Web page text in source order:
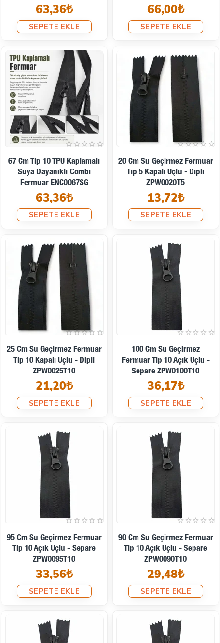
63,36₺
SEPETE EKLE
66,00₺
SEPETE EKLE
67 Cm Tip 10 TPU Kaplamalı
Suya Dayanıklı Combi
Fermuar ENC0067SG
63,36₺
SEPETE EKLE
20 Cm Su Geçirmez Fermuar
Tip 5 Kapalı Uçlu - Dipli
ZPW0020T5
13,72₺
SEPETE EKLE
25 Cm Su Geçirmez Fermuar
Tip 10 Kapalı Uçlu - Dipli
ZPW0025T10
21,20₺
SEPETE EKLE
100 Cm Su Geçirmez
Fermuar Tip 10 Açık Uçlu -
Separe ZPW0100T10
36,17₺
SEPETE EKLE
95 Cm Su Geçirmez Fermuar
Tip 10 Açık Uçlu - Separe
ZPW0095T10
33,56₺
SEPETE EKLE
90 Cm Su Geçirmez Fermuar
Tip 10 Açık Uçlu - Separe
ZPW0090T10
29,48₺
SEPETE EKLE